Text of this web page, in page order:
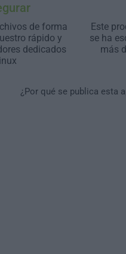
de forma
rápido y
dedicados
Este
se ha
más
¿Por qué se publica esta